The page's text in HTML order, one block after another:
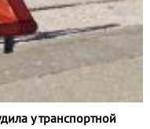
у транспортной